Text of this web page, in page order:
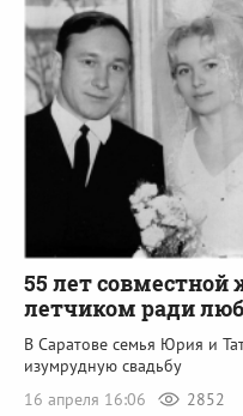
55 лет совместной
летчиком ради
В Саратове семья Юрия и
изумрудную свадьбу
16 апреля 16:06
2852